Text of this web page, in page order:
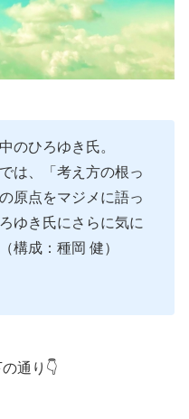
のひろゆき氏。
は、「考え方の根っ
原点をマジメに語っ
ゆき氏にさらに気に
構成：種岡 健）
通り👇